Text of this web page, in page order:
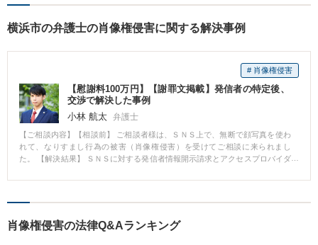
横浜市の弁護士の肖像権侵害に関する解決事例
# 肖像権侵害
【慰謝料100万円】【謝罪文掲載】発信者の特定後、
交渉で解決した事例
小林 航太 弁護士
【ご相談内容】【相談前】 ご相談者様は、ＳＮＳ上で、無断で顔写真を使わ
れて、なりすまし行為の被害（肖像権侵害）を受けてご相談に来られまし
た。 【解決結果】 ＳＮＳに対する発信者情報開示請求とアクセスプロバイダ
者特定後は、相手方との示談交渉によって、①慰謝料１００万円、②なりす
メント】 発信者情報開示請求による発信者の特定は、時間との勝負です。適
切に対応できる弁護士にご相談・ご依頼されることをお勧めいたします。
肖像権侵害の法律Q&Aランキング